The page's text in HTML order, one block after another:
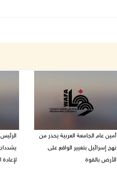
أمين عام الجامعة العربية يحذر من
نهج إسرائيل بتغيير الواقع على
الأرض بالقوة
لإعادة